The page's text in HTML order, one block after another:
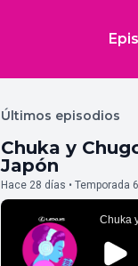
Últimos episodios
Chuka y
Japón
Hace 28 días • Temporada